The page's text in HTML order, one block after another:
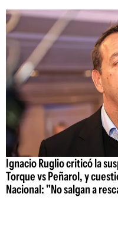
Ignacio Ruglio criticó la
Torque vs Peñarol, y
Nacional: "No salgan a